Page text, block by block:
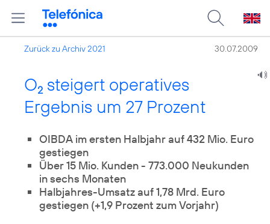
Zurück zu Archiv 2021 30.07.2009
O2 steigert operatives
Ergebnis um 27 Prozent
OIBDA im ersten Halbjahr auf 432 Mio. Euro
Über 15 Mio. Kunden - 773.000 Neukunden
in sechs Monaten
Halbjahres-Umsatz auf 1,78 Mrd. Euro
gestiegen (+1,9 Prozent zum Vorjahr)